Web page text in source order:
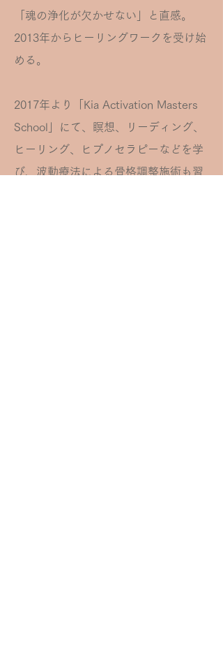
「魂の浄化が欠かせない」と直感。
2013年からヒーリングワークを受け始
める。
2017年より「Kia Activation Masters
School」にて、瞑想、リーディング、
ヒーリング、ヒプノセラピーなどを学
び、波動療法による骨格調整施術も習